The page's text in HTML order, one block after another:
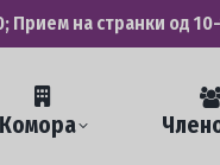
Прием на странки од
Комора